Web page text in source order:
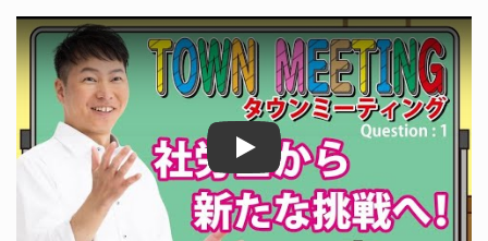
zai.net/magazine/t...★株式会社ContextJapan
様が運営するWebメディア「料金相場.jp」で掲
載されました！https://context-japan.co.jp/ryoki
n/sy...
「教えていけいさん！タウンミーティング」全7
回予定
・・・・・・・・・・・・・・・・・・・・・・・・
★チャンネル登録はこちら 年金・社会保険等に
関わる話をお見逃しなく🍀
https://bit.ly/2ANTAj
・・・・・・・・・・・・・・・・・・・・・・・・
【楽曲提供】 ★DOVA-SYNDROMEhttps://dov